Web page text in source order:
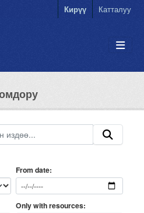
Кирүү Катталуу
From date
Only with resources